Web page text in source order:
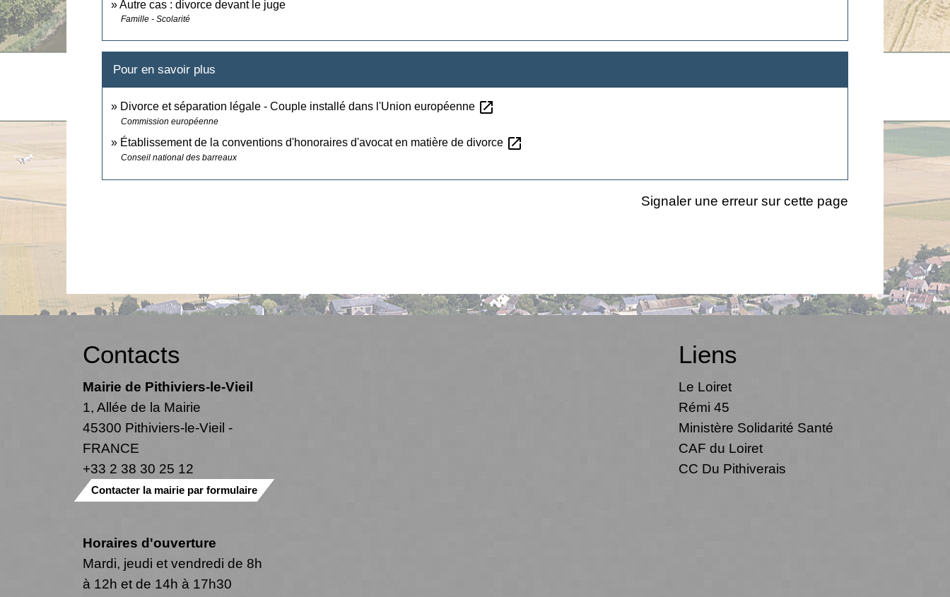
Autre cas : divorce devant le juge
Famille - Scolarité
Pour en savoir plus
Divorce et séparation légale - Couple installé dans l'Union européenne open_in_new
Commission européenne
Établissement de la conventions d'honoraires d'avocat en matière de divorce open_in_new
Conseil national des barreaux
Signaler une erreur sur cette page
Contacts
Mairie de Pithiviers-le-Vieil
1, Allée de la Mairie
45300 Pithiviers-le-Vieil -
FRANCE
+33 2 38 30 25 12
Contacter la mairie par formulaire
Horaires d'ouverture
Mardi, jeudi et vendredi de 8h
à 12h et de 14h à 17h30
Liens
Le Loiret
Rémi 45
Ministère Solidarité Santé
CAF du Loiret
CC Du Pithiverais